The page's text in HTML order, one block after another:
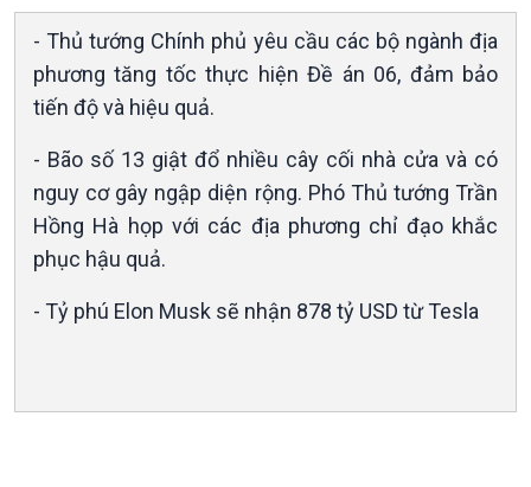
Tin Kinh tế
Trước giờ mở cửa
Dòng chảy Kinh tế
Sức sống hàng Việt
Khởi nghiệp
Tuyên chiến với gian lận
thương mại
Tin Nông nghiệp & Biển
đảo
Tâm tình biên giới và hải
đảo
Tìm hiểu biển, đảo Việt
Nam
- Thủ tướng Chính phủ yêu cầu các bộ ngành địa
phương tăng tốc thực hiện Đề án 06, đảm bảo
tiến độ và hiệu quả.
- Bão số 13 giật đổ nhiều cây cối nhà cửa và có
nguy cơ gây ngập diện rộng. Phó Thủ tướng Trần
Hồng Hà họp với các địa phương chỉ đạo khắc
phục hậu quả.
- Tỷ phú Elon Musk sẽ nhận 878 tỷ USD từ Tesla